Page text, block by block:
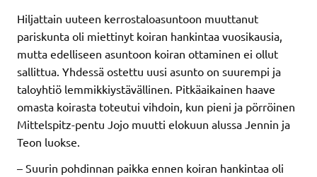
Hiljattain uuteen kerrostaloasuntoon muuttanut
pariskunta oli miettinyt koiran hankintaa vuosikausia,
mutta edelliseen asuntoon koiran ottaminen ei ollut
sallittua. Yhdessä ostettu uusi asunto on suurempi ja
taloyhtiö lemmikkiystävällinen. Pitkäaikainen haave
omasta koirasta toteutui vihdoin, kun pieni ja pörröinen
Mittelspitz-pentu Jojo muutti elokuun alussa Jennin ja
Teon luokse.
– Suurin pohdinnan paikka ennen koiran hankintaa oli